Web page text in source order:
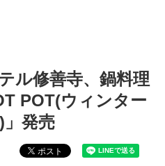
ル修善寺、鍋料理
POT(ウィンター
発売
ポスト